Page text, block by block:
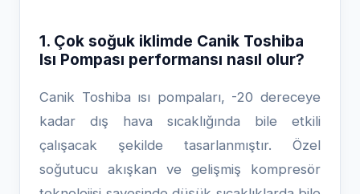
1. Çok soğuk iklimde Canik Toshiba
Isı Pompası performansı nasıl olur?
Canik Toshiba ısı pompaları, -20 dereceye
kadar dış hava sıcaklığında bile etkili
çalışacak şekilde tasarlanmıştır. Özel
soğutucu akışkan ve gelişmiş kompresör